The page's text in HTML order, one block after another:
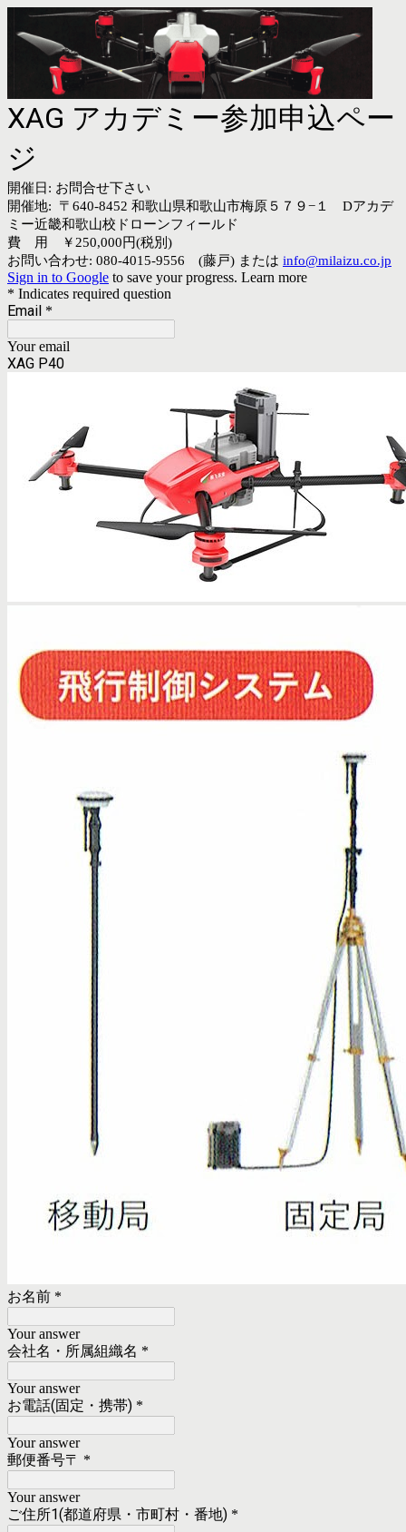
XAG アカデミー参加申込ペー
ジ
開催日: お問合せ下さい
開催地: 〒640-8452 和歌山県和歌山市梅原５７９−１ Dアカデ
ミー近畿和歌山校ドローンフィールド
費 用 ￥250,000円(税別)
お問い合わせ: 080-4015-9556 (藤戸) または info@milaizu.co.jp
Sign in to Google to save your progress. Learn more
* Indicates required question
Email *
Your email
XAG P40
お名前 *
Your answer
会社名・所属組織名 *
Your answer
お電話(固定・携帯) *
Your answer
郵便番号〒 *
Your answer
ご住所1(都道府県・市町村・番地) *